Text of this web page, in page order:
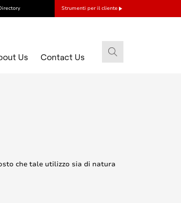
Strumenti per il cliente
Us Contact Us
che tale utilizzo sia di natura